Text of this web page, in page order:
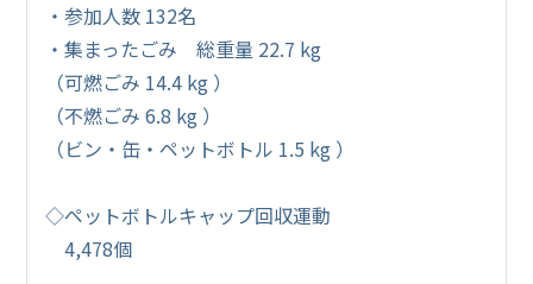
・参加人数 132名
・集まったごみ 総重量 22.7 kg
（可燃ごみ 14.4 kg ）
（不燃ごみ 6.8 kg ）
（ビン・缶・ペットボトル 1.5 kg ）
◇ペットボトルキャップ回収運動
4,478個